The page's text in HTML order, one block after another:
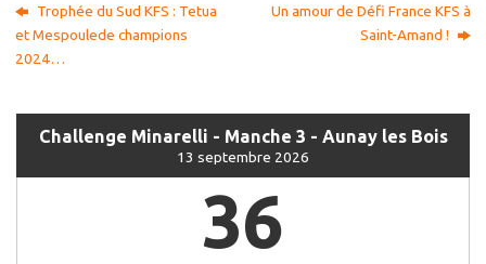
Trophée du Sud KFS : Tetua
et Mespoulede champions
2024…
Un amour de Défi France KFS à
Saint-Amand !
Challenge Minarelli - Manche 3 - Aunay les Bois
13 septembre 2026
36